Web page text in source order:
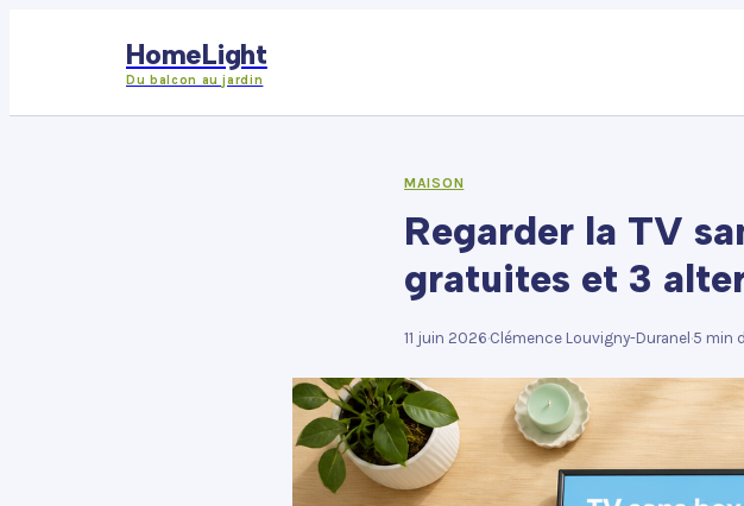
HomeLight
Du balcon au jardin
MAISON
Regarder la TV
gratuites et 3
11 juin 2026·Clémence Louvigny-Duranel ·5 min